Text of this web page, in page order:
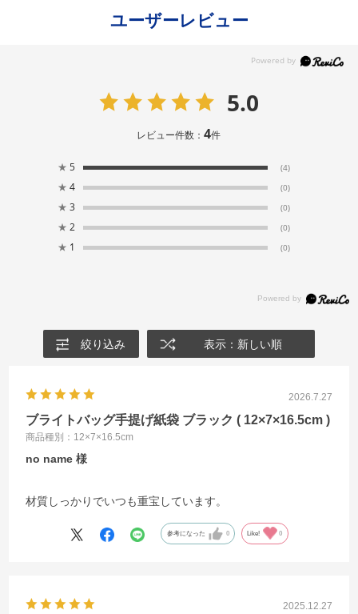
ユーザーレビュー
5.0
レビュー件数：4件
★ 5 (4)
★ 4 (0)
★ 3 (0)
★ 2 (0)
★ 1 (0)
絞り込み 表示：新しい順
2026.7.27
ブライトバッグ手提げ紙袋 ブラック ( 12×7×16.5cm )
商品種別：12×7×16.5cm
no name
材質しっかりでいつも重宝しています。
参考になった 0 Like! 0
2025.12.27